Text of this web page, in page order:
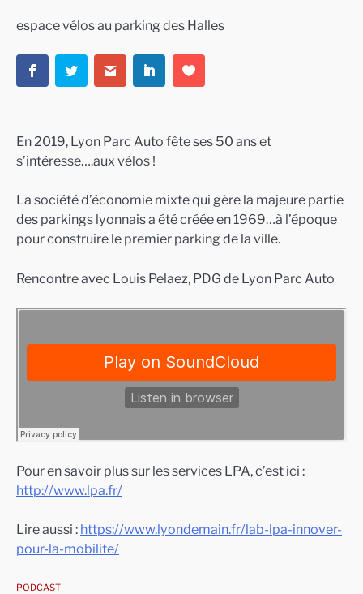
espace vélos au parking des Halles
En 2019, Lyon Parc Auto fête ses 50 ans et
s’intéresse….aux vélos !
La société d’économie mixte qui gère la majeure partie
des parkings lyonnais a été créée en 1969…à l’époque
pour construire le premier parking de la ville.
Rencontre avec Louis Pelaez, PDG de Lyon Parc Auto
Pour en savoir plus sur les services LPA, c’est ici :
http://www.lpa.fr/
Lire aussi : https://www.lyondemain.fr/lab-lpa-innover-
pour-la-mobilite/
PODCAST